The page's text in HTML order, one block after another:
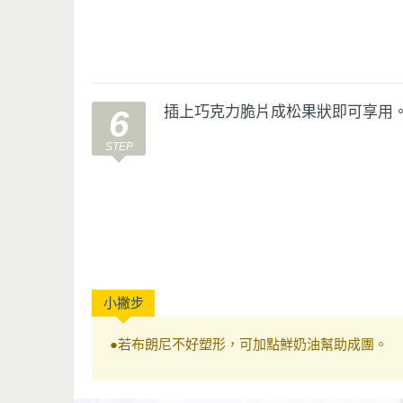
6 插上巧克力脆片成松果狀即可享用
●若布朗尼不好塑形，可加點鮮奶油幫助成團。